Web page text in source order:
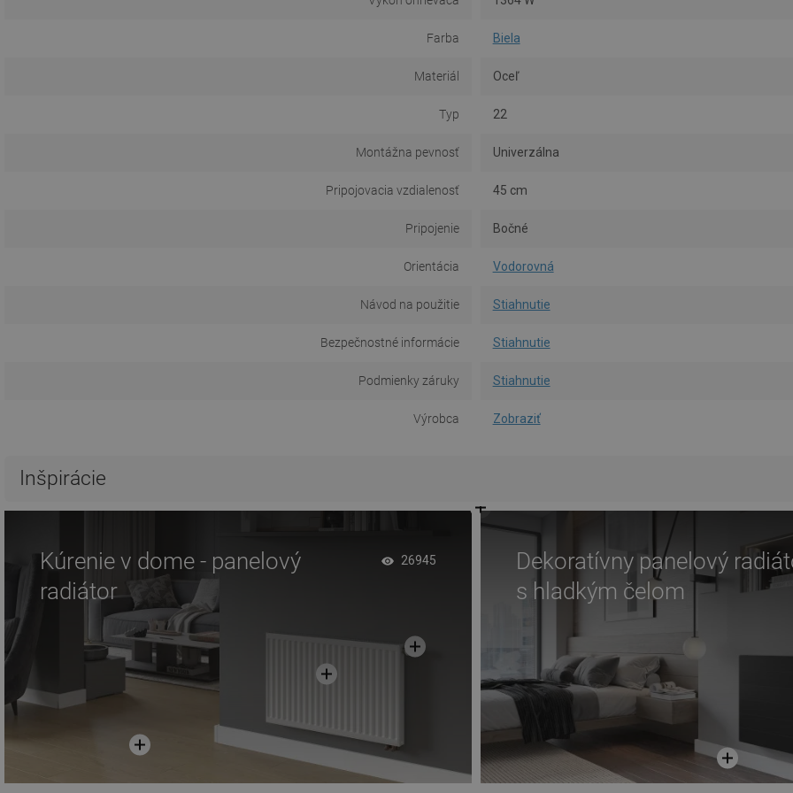
Farba Biela
Materiál Oceľ
Typ 22
Montážna pevnosť Univerzálna
Pripojovacia vzdialenosť 45 cm
Pripojenie Bočné
Orientácia Vodorovná
Návod na použitie Stiahnutie
Bezpečnostné informácie Stiahnutie
Podmienky záruky Stiahnutie
Výrobca Zobraziť
Inšpirácie
Kúrenie v dome - panelový
radiátor
26945
Dekoratívny panelový
s hladkým čelom